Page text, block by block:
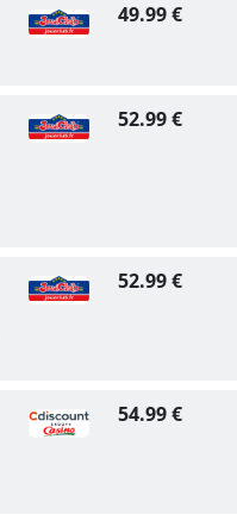
49.99 €
52.99 €
52.99 €
54.99 €